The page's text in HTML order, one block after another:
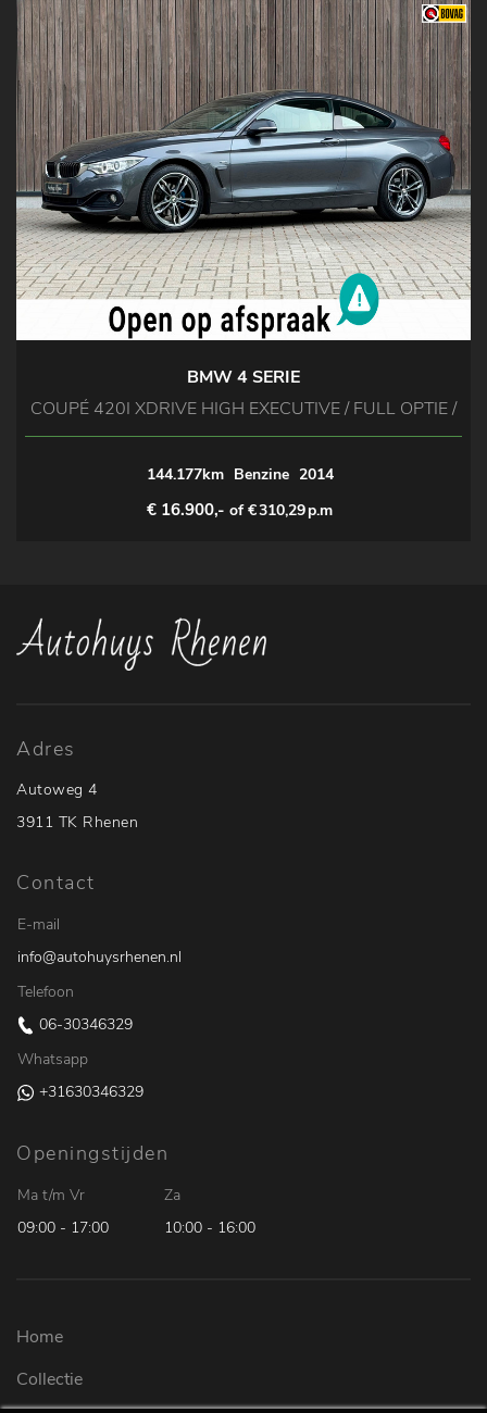
BMW 4 SERIE
COUPÉ 420I XDRIVE HIGH EXECUTIVE / FULL OPTIE /
144.177km Benzine 2014
€ 16.900,- of €310,29p.m
Adres
Autoweg 4
3911 TK Rhenen
Contact
E-mail
info@autohuysrhenen.nl
Telefoon
06-30346329
Whatsapp
+31630346329
Openingstijden
Ma t/m Vr
09:00 - 17:00
Za
10:00 - 16:00
Home
Collectie